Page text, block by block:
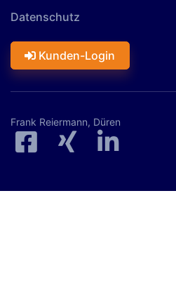
Datenschutz
Kunden-Login
Frank Reiermann, Düren